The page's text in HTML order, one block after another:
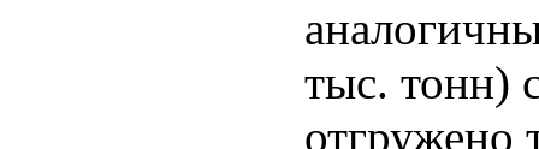
тыс. тонн)
отгружено